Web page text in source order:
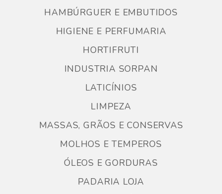
HAMBÚRGUER E EMBUTIDOS
HIGIENE E PERFUMARIA
HORTIFRUTI
INDUSTRIA SORPAN
LATICÍNIOS
LIMPEZA
MASSAS, GRÃOS E CONSERVAS
MOLHOS E TEMPEROS
ÓLEOS E GORDURAS
PADARIA LOJA